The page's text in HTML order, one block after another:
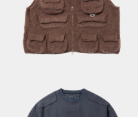
Mohair Knit
Luggage
Vest/Brown